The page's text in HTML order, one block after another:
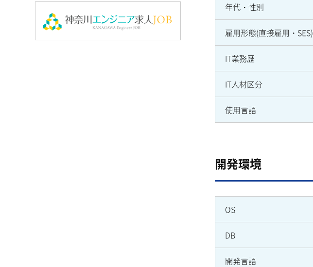
年代・性別
雇用形態(直接雇用・SES)
IT業務歴
IT人材区分
使用言語
開発環境
OS
DB
開発言語